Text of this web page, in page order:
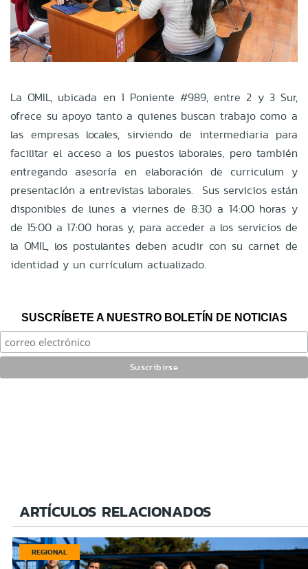
La OMIL, ubicada en 1 Poniente #989, entre 2 y 3 Sur,
ofrece su apoyo tanto a quienes buscan trabajo como a
las empresas locales, sirviendo de intermediaria para
facilitar el acceso a los puestos laborales, pero también
entregando asesoría en elaboración de curriculum y
presentación a entrevistas laborales. Sus servicios están
disponibles de lunes a viernes de 8:30 a 14:00 horas y
de 15:00 a 17:00 horas y, para acceder a los servicios de
la OMIL, los postulantes deben acudir con su carnet de
identidad y un currículum actualizado.
SUSCRÍBETE A NUESTRO BOLETÍN DE NOTICIAS
ARTÍCULOS RELACIONADOS
REGIONAL